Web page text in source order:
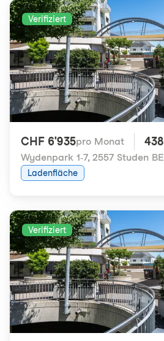
Verifiziert
CHF 6'935pro Monat 438
Wydenpark 1-7, 2557 Studen BE
Ladenfläche
Verifiziert